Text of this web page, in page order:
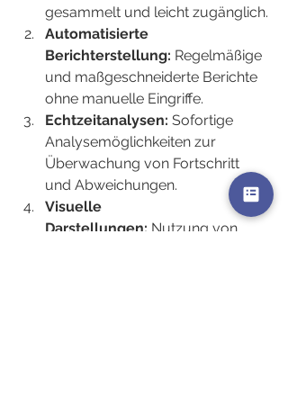
gesammelt und leicht zugänglich.
Automatisierte
Berichterstellung: Regelmäßige
und maßgeschneiderte Berichte
ohne manuelle Eingriffe.
Echtzeitanalysen: Sofortige
Analysemöglichkeiten zur
Überwachung von Fortschritt
und Abweichungen.
Visuelle
Darstellungen: Nutzung von